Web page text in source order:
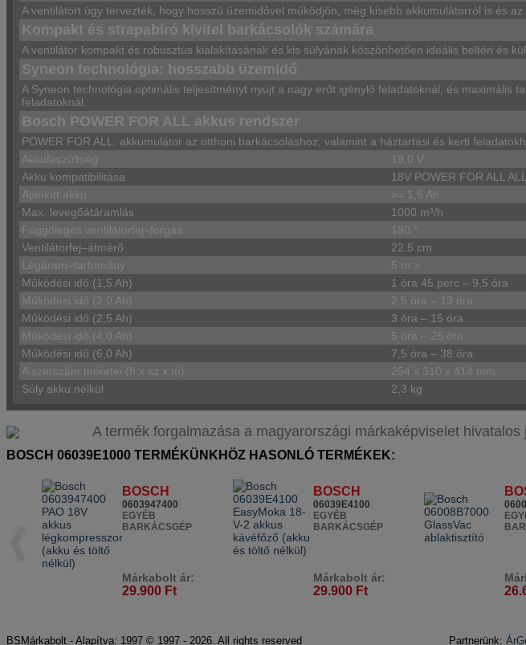
A ventilátort úgy tervezték, hogy hosszú üzemidővel működjön, még kisebb akkumulátorról is és
Kompakt és strapabíró kivitel barkácsolók számára
A ventilátor kompakt és robusztus kialakításának és kis súlyának köszönhetően ideális beltéri és
Syneon technológia: hosszabb üzemidő
A Syneon technológia optimális teljesítményt nyújt a nagy erőt igénylő feladatoknál, és maximális
feladatoknál.
Bosch POWER FOR ALL akkus rendszer
POWER FOR ALL: akkumulátor az otthoni barkácsoláshoz, valamint a háztartási és kerti
Akkufeszültség
18,0 V
Akku kompatibilitása
18V POWER FOR ALL
Ajánlott akku
>= 1,5 Ah
Max. levegőátáramlás
1000 m³/h
Függőleges ventilátorfej–forgás
180 °
Ventilátorfej–átmérő
22.5 cm
Légáram–tartomány
5 m >
Működési idő (1,5 Ah)
1 óra 45 perc – 9,5 óra
Működési idő (2,0 Ah)
2,5 óra – 13 óra
Működési idő (2,5 Ah)
3 óra – 15 óra
Működési idő (4,0 Ah)
5 óra – 25 óra
Működési idő (6,0 Ah)
7,5 óra – 38 óra
A szerszám méretei (h x sz x m)
254 x 310 x 414 mm
Súly akku nélkül
2,3 kg
A termék forgalmazása a magyarországi márkaképviselet
BOSCH 06039E1000 TERMÉKÜNKHÖZ HASONLÓ TERMÉKEK:
BOSCH
0603947400
EGYÉB
BARKÁCSGÉP
Márkabolt ár:
29.900 Ft
BOSCH
06039E4100
EGYÉB
BARKÁCSGÉP
Márkabolt ár:
29.900 Ft
BSMárkabolt - Alapítva: 1997 © 1997 - 2026. All rights reserved Partnerünk: